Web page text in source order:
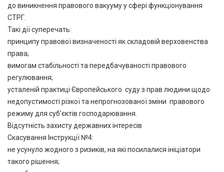
до виникнення правового вакууму у сфері функціонування
СТРГ.
Такі дії суперечать:
принципу правової визначеності як складовій верховенства
права;
вимогам стабільності та передбачуваності правового
регулювання;
усталеній практиці Європейського суду з прав людини щодо
недопустимості різкої та непрогнозованої зміни правового
режиму для суб’єктів господарювання.
Відсутність захисту державних інтересів
Скасування Інструкції №4:
не усунуло жодного з ризиків, на які посилалися ініціатори
такого рішення;